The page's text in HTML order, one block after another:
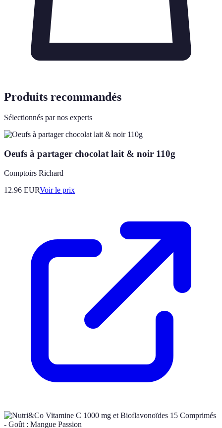
Produits recommandés
Sélectionnés par nos experts
Oeufs à partager chocolat lait & noir 110g
Comptoirs Richard
12.96 EURVoir le prix